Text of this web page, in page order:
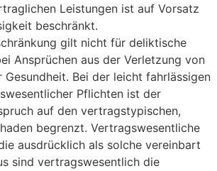
Leistungen ist auf Vorsatz
beschränkt.
gilt nicht für deliktische
Ansprüchen aus der Verletzung von
Gesundheit. Bei der leicht fahrlässigen
Pflichten ist der
auf den vertragstypischen,
begrenzt. Vertragswesentliche
ausdrücklich als solche vereinbart
sind vertrags­wesentlich die